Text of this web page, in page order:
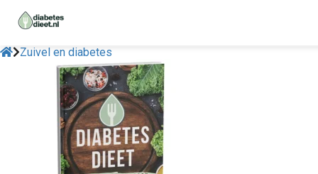
Zuivel en diabetes